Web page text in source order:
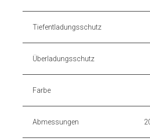
Tiefentladungsschutz
Überladungsschutz
Farbe
Abmessungen